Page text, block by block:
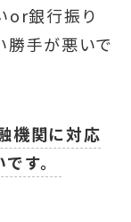
or銀行振り
勝手が悪いで
機関に対応
す。